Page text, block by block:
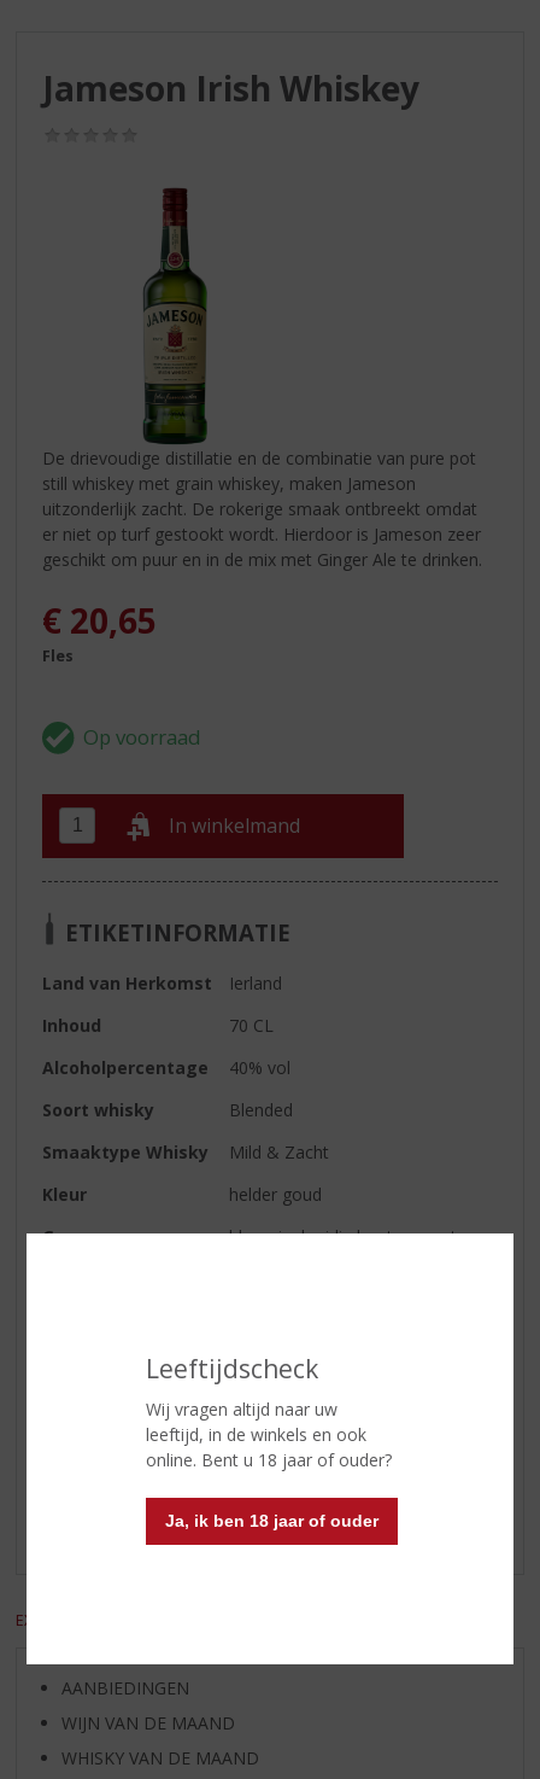
Leeftijdscheck
Wij vragen altijd naar uw
leeftijd, in de winkels en ook
online. Bent u 18 jaar of ouder?
Ja, ik ben 18 jaar of ouder
Jameson Irish Whiskey
De drievoudige distillatie en de combinatie van pure pot
still whiskey met grain whiskey, maken Jameson
uitzonderlijk zacht. De rokerige smaak ontbreekt omdat
er niet op turf gestookt wordt. Hierdoor is Jameson zeer
geschikt om puur en in de mix met Ginger Ale te drinken.
€ 20,65
Fles
In winkelmand
ETIKETINFORMATIE
Land van Herkomst
Ierland
Inhoud
70 CL
Alcoholpercentage
40% vol
Soort whisky
Blended
Smaaktype Whisky
Mild & Zacht
Kleur
helder goud
Geur
bloemig, kruidig hout en zoet
Reviews
Schrijf een review
Er zijn nog geen reviews geplaatst voor dit product
EXCL. BTW
AANBIEDINGEN
WIJN VAN DE MAAND
WHISKY VAN DE MAAND